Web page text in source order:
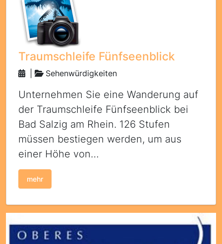
Traumschleife Fünfseenblick
Sehenwürdigkeiten
Unternehmen Sie eine Wanderung auf
der Traumschleife Fünfseenblick bei
Bad Salzig am Rhein. 126 Stufen
müssen bestiegen werden, um aus
einer Höhe von…
mehr